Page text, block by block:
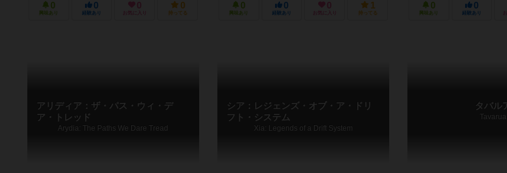
0
興味あり
0
経験あり
0
お気に入り
0
持ってる
0
興味あり
0
経験あり
0
お気に入り
1
持ってる
0
興味あり
0
経験あり
アリディア：ザ・パス・ウィ・デ
ア・トレッド
Arydia: The Paths We Dare Tread
シア：レジェンズ・オブ・ア・ドリ
フト・システム
Xia: Legends of a Drift System
タバル
Tavarua